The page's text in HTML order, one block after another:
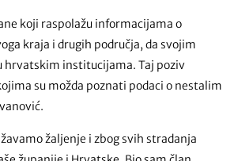
koji raspolažu informacijama o
kraja i drugih područja, da svojim
hrvatskim institucijama. Taj poziv
su možda poznati podaci o nestalim
žaljenje i zbog svih stradanja